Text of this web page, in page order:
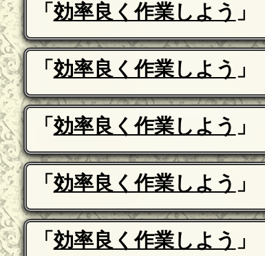
「 効率良く作業しよう 」
「 効率良く作業しよう 」
「 効率良く作業しよう 」
「 効率良く作業しよう 」
「 効率良く作業しよう 」